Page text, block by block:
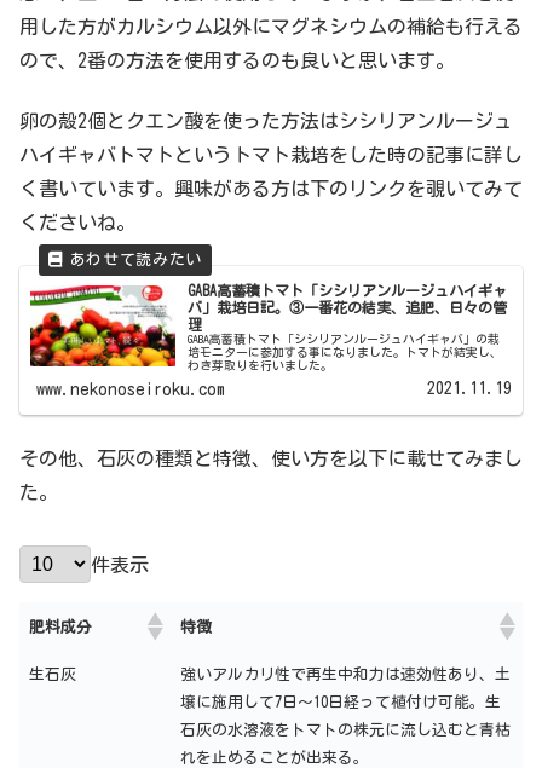
用した方がカルシウム以外にマグネシウムの補給も行える
ので、2番の方法を使用するのも良いと思います。
卵の殻2個とクエン酸を使った方法はシシリアンルージュ
ハイギャバトマトというトマト栽培をした時の記事に詳し
く書いています。興味がある方は下のリンクを覗いてみて
くださいね。
GABA高蓄積トマト「シシリアンルージュハイギャ
バ」栽培日記。③一番花の結実、追肥、日々の管
理
GABA高蓄積トマト「シシリアンルージュハイギャバ」の栽
培モニターに参加する事になりました。トマトが結実し、
わき芽取りを行いました。
www.nekonoseiroku.com 2021.11.19
その他、石灰の種類と特徴、使い方を以下に載せてみまし
た。
件表示
肥料成分 特徴
生石灰
強いアルカリ性で再生中和力は速効性あり、土
壌に施用して7日～10日経って植付け可能。生
石灰の水溶液をトマトの株元に流し込むと青枯
れを止めることが出来る。